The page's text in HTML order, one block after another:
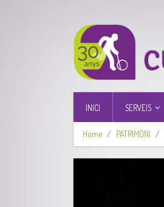
INICI SERVEIS
Home PATRIMONI